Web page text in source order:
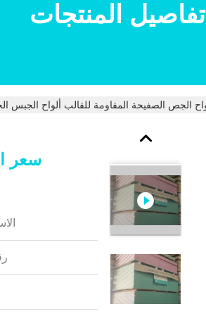
تفاصيل المنتجات